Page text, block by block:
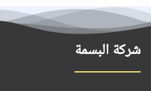
شركة البسمة